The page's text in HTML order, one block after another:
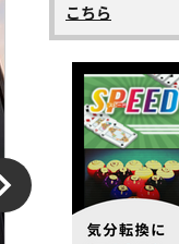
こちら